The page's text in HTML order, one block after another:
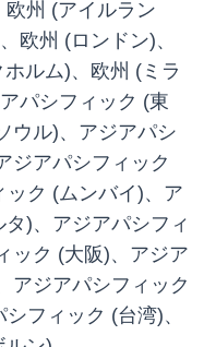
州 (アイルラン
欧州 (ロンドン)、
ルム)、欧州 (ミラ
パシフィック (東
ウル)、アジアパシ
ジアパシフィック
ク (ムンバイ)、ア
)、アジアパシフィ
ック (大阪)、アジア
アジアパシフィック
フィック (台湾)、